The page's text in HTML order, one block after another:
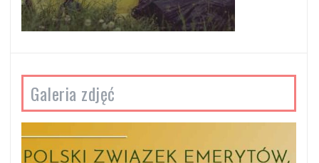
Galeria zdjęć